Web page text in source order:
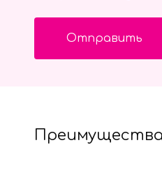
Отправить
Преимущества